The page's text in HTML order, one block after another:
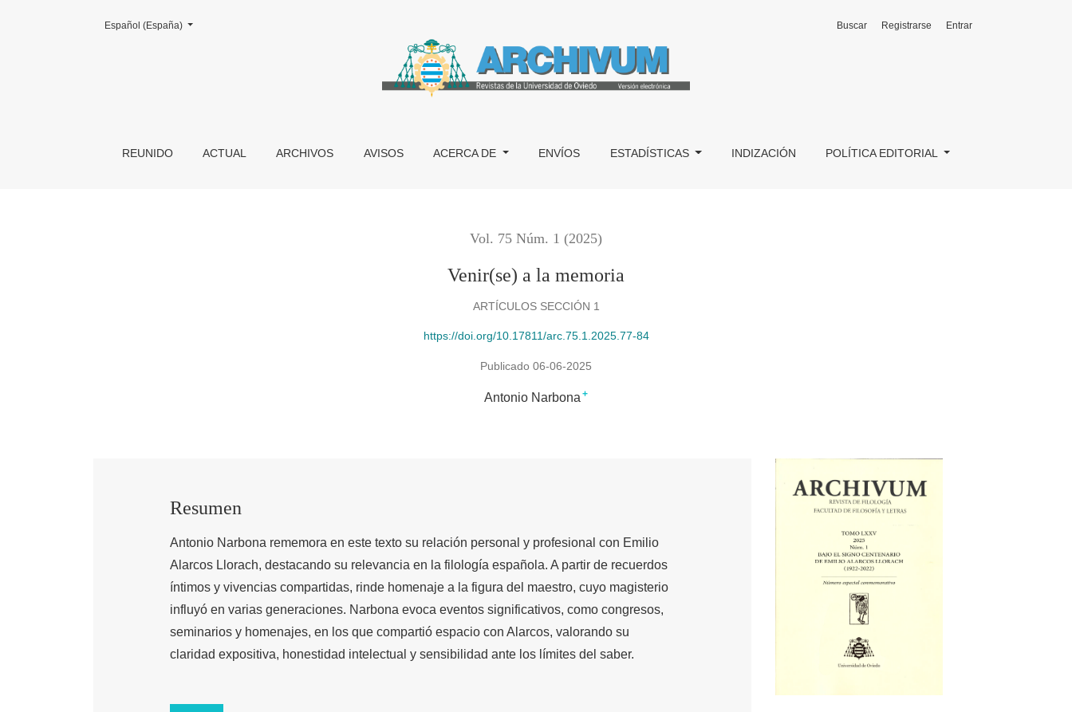
Venir(se) a la memoria
REUNIDO ACTUAL ARCHIVOS AVISOS ACERCA DE ENVÍOS ESTADÍSTICAS INDIZACIÓN POLÍTICA EDITORIAL
Buscar Registrarse Entrar
Cambiar el idioma. El actual es:
Español (España)
Vol. 75 Núm. 1 (2025)
Venir(se) a la memoria
ARTÍCULOS SECCIÓN 1
https://doi.org/10.17811/arc.75.1.2025.77-84
Publicado 06-06-2025
Antonio Narbona +
Resumen
Antonio Narbona rememora en este texto su relación personal y profesional con Emilio
Alarcos Llorach, destacando su relevancia en la filología española. A partir de recuerdos
íntimos y vivencias compartidas, rinde homenaje a la figura del maestro, cuyo magisterio
influyó en varias generaciones. Narbona evoca eventos significativos, como congresos,
seminarios y homenajes, en los que compartió espacio con Alarcos, valorando su
claridad expositiva, honestidad intelectual y sensibilidad ante los límites del saber.